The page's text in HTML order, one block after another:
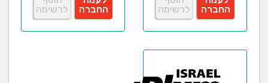
החברה
לרשימה
החברה
לרשימה